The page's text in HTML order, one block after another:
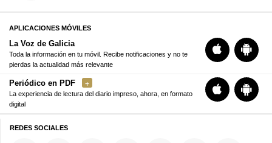
APLICACIONES MÓVILES
La Voz de Galicia
Toda la información en tu móvil. Recibe notificaciones y no te
pierdas la actualidad más relevante
Periódico en PDF
La experiencia de lectura del diario impreso, ahora, en formato
digital
REDES SOCIALES